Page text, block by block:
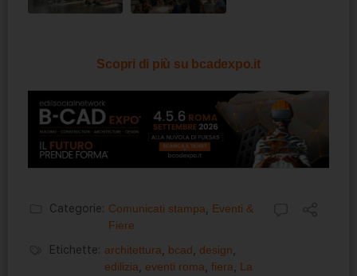
Scopri di più su bcadexpo.it
Categorie: Comunicati stampa, Eventi &
Fiere
Etichette: architettura, bcad, design,
edilizia, eventi roma, fiera, La